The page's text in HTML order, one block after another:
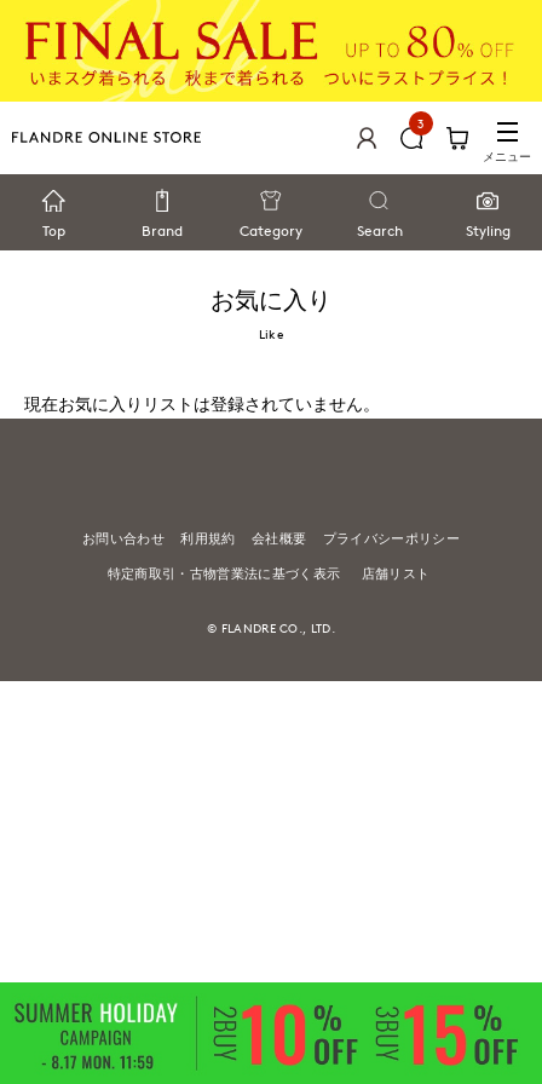
3
メニュー
Top Brand Category Search Styling
お気に入り
Like
現在お気に入りリストは登録されていません。
お問い合わせ 利用規約 会社概要 プライバシーポリシー
特定商取引・古物営業法に基づく表示 店舗リスト
© FLANDRE CO., LTD.